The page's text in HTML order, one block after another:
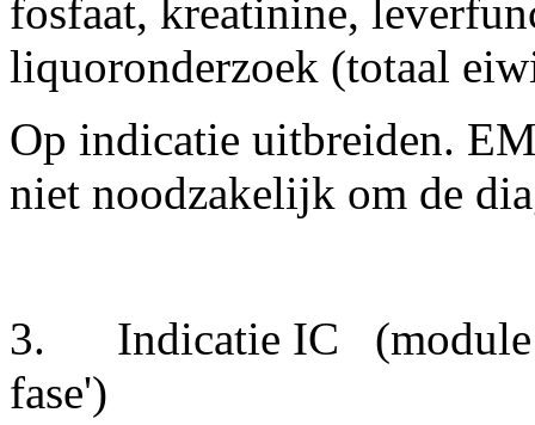
fosfaat, kreatinine,
liquoronderzoek (totaal
Op indicatie uitbreiden.
niet noodzakelijk om de
3. Indicatie IC
fase')